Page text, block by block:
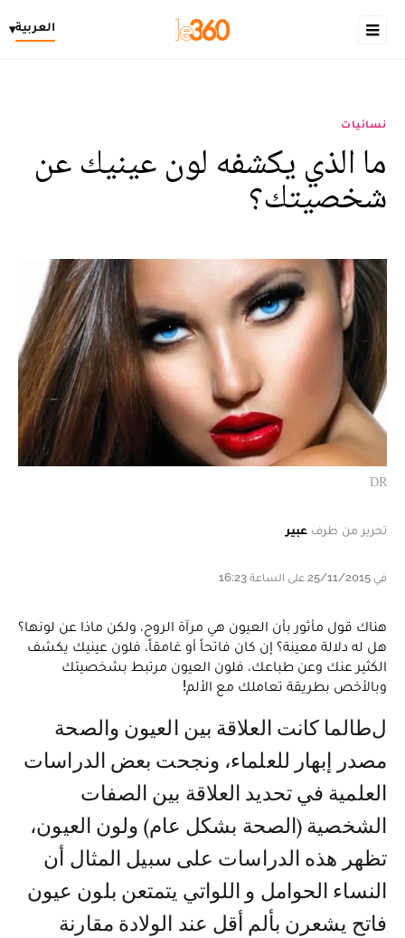
العربية▾
نسائيات
ما الذي يكشفه لون عينيك عن
شخصيتك؟
DR
تحرير من طرف عبير
في 25/11/2015 على الساعة 16:23
هناك قول مأثور بأن العيون هي مرآة الروح، ولكن ماذا عن لونها؟
هل له دلالة معينة؟ إن كان فاتحاً أو غامقاً، فلون عينيك يكشف
الكثير عنك وعن طباعك، فلون العيون مرتبط بشخصيتك
وبالأخص بطريقة تعاملك مع الألم!
لطالما كانت العلاقة بين العيون والصحة
مصدر إبهار للعلماء، ونجحت بعض الدراسات
العلمية في تحديد العلاقة بين الصفات
الشخصية (الصحة بشكل عام) ولون العيون،
تظهر هذه الدراسات على سبيل المثال أن
النساء الحوامل و اللواتي يتمتعن بلون عيون
فاتح يشعرن بألم أقل عند الولادة مقارنة